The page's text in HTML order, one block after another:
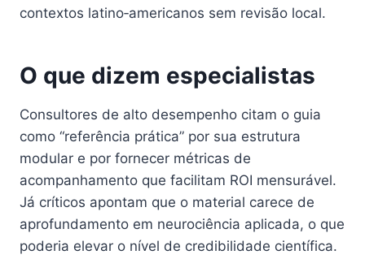
contextos latino‑americanos sem revisão local.
O que dizem especialistas
Consultores de alto desempenho citam o guia
como “referência prática” por sua estrutura
modular e por fornecer métricas de
acompanhamento que facilitam ROI mensurável.
Já críticos apontam que o material carece de
aprofundamento em neurociência aplicada, o que
poderia elevar o nível de credibilidade científica.